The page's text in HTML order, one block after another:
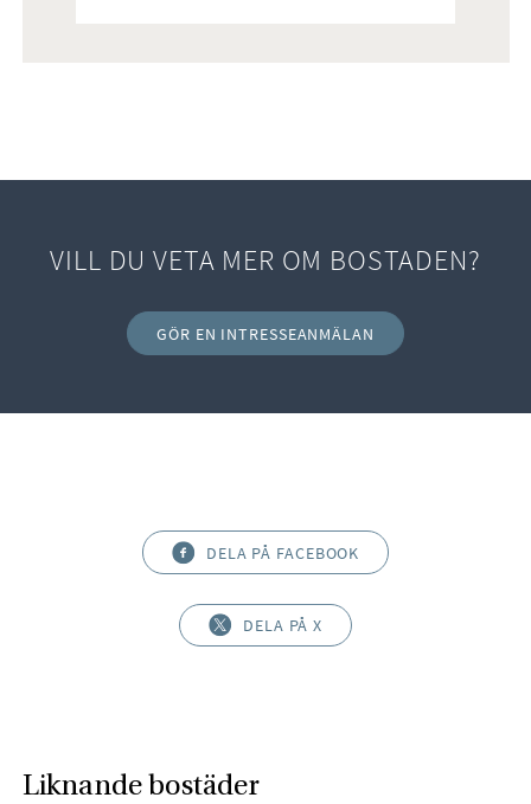
VILL DU VETA MER OM BOSTADEN?
GÖR EN INTRESSEANMÄLAN
DELA PÅ FACEBOOK
DELA PÅ X
Liknande bostäder